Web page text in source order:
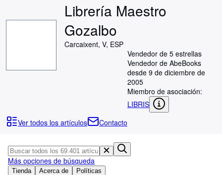
Consultar mis pedidos
Búsqueda avanzada
Vendedores
Ayuda
CERRAR
Librería Maestro
Gozalbo
Carcaixent, V, ESP
Vendedor de 5 estrellas
Vendedor de AbeBooks
desde 9 de diciembre de
2005
Miembro de asociación:
LIBRIS
Ver todos los artículos
Contacto
Tienda Acerca de Políticas
Más opciones de búsqueda